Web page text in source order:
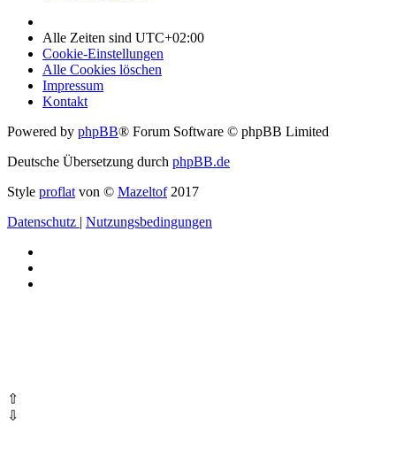
Alle Zeiten sind UTC+02:00
Cookie-Einstellungen
Alle Cookies löschen
Impressum
Kontakt
Powered by phpBB® Forum Software © phpBB Limited
Deutsche Übersetzung durch phpBB.de
Style proflat von © Mazeltof2017
Datenschutz | Nutzungsbedingungen
⇧
⇩